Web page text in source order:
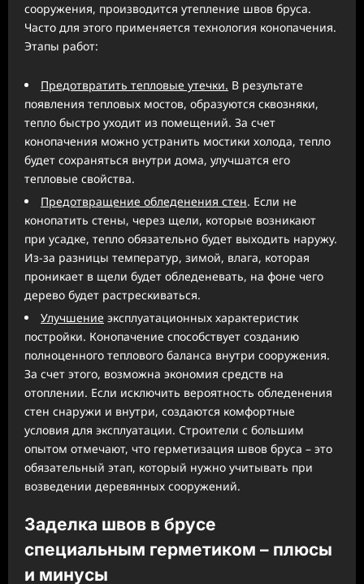
сооружения, производится утепление швов бруса.
Часто для этого применяется технология конопачения.
Этапы работ:
Предотвратить тепловые утечки. В результате
появления тепловых мостов, образуются сквозняки,
тепло быстро уходит из помещений. За счет
конопачения можно устранить мостики холода, тепло
будет сохраняться внутри дома, улучшатся его
тепловые свойства.
Предотвращение обледенения стен. Если не
конопатить стены, через щели, которые возникают
при усадке, тепло обязательно будет выходить наружу.
Из-за разницы температур, зимой, влага, которая
проникает в щели будет обледеневать, на фоне чего
дерево будет растрескиваться.
Улучшение эксплуатационных характеристик
постройки. Конопачение способствует созданию
полноценного теплового баланса внутри сооружения.
За счет этого, возможна экономия средств на
отоплении. Если исключить вероятность обледенения
стен снаружи и внутри, создаются комфортные
условия для эксплуатации. Строители с большим
опытом отмечают, что герметизация швов бруса – это
обязательный этап, который нужно учитывать при
возведении деревянных сооружений.
Заделка швов в брусе
специальным герметиком – плюсы
и минусы